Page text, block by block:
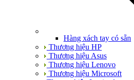
Hàng xách tay có sẵn
Thương hiệu HP
Thương hiệu Asus
Thương hiệu Lenovo
Thương hiệu Microsoft